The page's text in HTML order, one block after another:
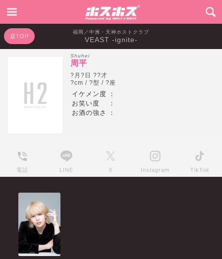
福岡／中洲・天神ホストクラブ
VEAST -ignite-
店TOP
Shuhei
周平
?月?日 ??才
?cm / ?型 / ?座
イケメン度
：
お笑い度
：
お酒の強さ
：
電話 LINE X Instagram TikTok